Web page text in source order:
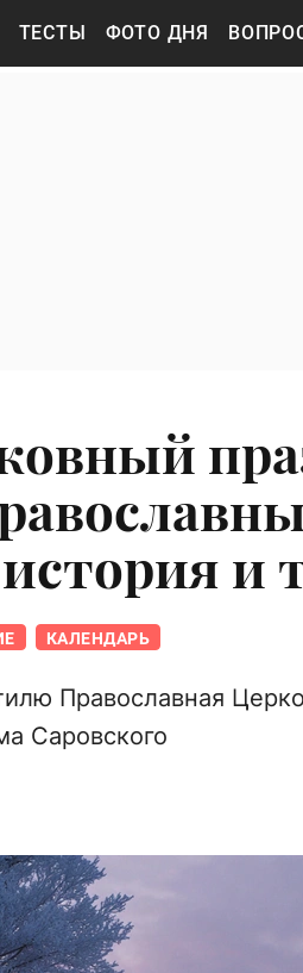
ТЕСТЫ ФОТО ДНЯ
и
КАЛЕНДАРЬ
Православная
Саровского